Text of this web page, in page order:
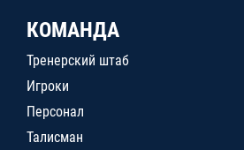
КОМАНДА
Тренерский штаб
Игроки
Персонал
Талисман